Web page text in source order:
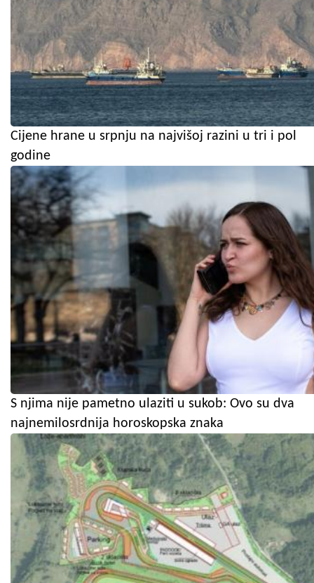
Cijene hrane u srpnju na najvišoj razini u tri i pol
godine
S njima nije pametno ulaziti u sukob: Ovo su dva
najnemilosrdnija horoskopska znaka